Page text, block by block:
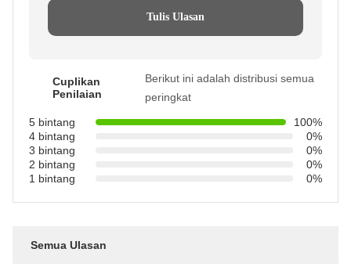
Tulis Ulasan
Cuplikan
Penilaian
Berikut ini adalah distribusi semua
peringkat
5 bintang
100%
4 bintang
0%
3 bintang
0%
2 bintang
0%
1 bintang
0%
Semua Ulasan